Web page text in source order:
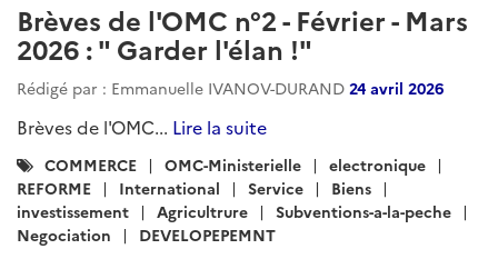
Brèves de l'OMC n°2 - Février - Mars
2026 : " Garder l'élan !"
Rédigé par : Emmanuelle IVANOV-DURAND 24 avril 2026
Brèves de l'OMC... Lire la suite
Catégories
:
COMMERCE OMC-Ministerielle
electronique
REFORME
International Service
Biens
investissement
Agricultrure
Subventions-a-la-peche
Negociation
DEVELOPEPEMNT